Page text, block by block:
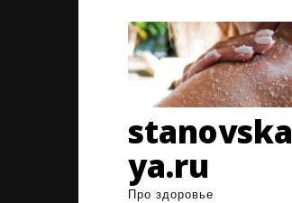
stanovska
ya.ru
Про здоровье